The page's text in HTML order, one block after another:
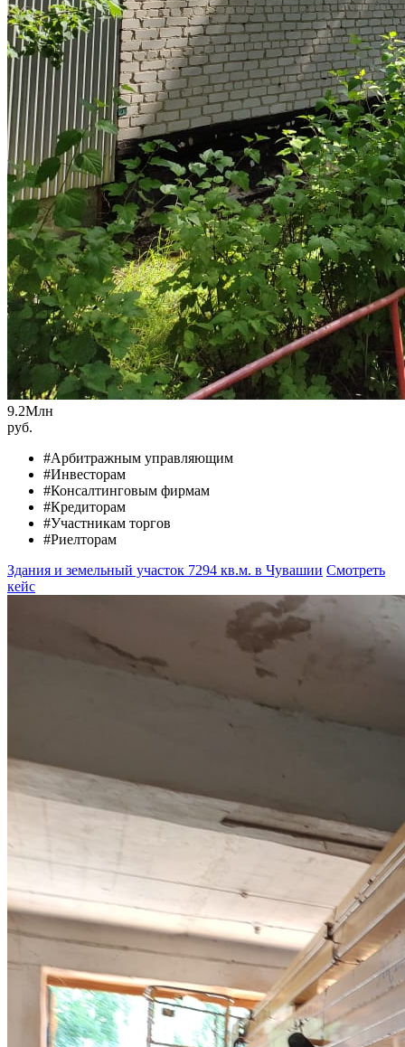
9.2Млн
руб.
#Арбитражным управляющим
#Инвесторам
#Консалтинговым фирмам
#Кредиторам
#Участникам торгов
#Риелторам
Здания и земельный участок 7294 кв.м. в Чувашии Смотреть
кейс